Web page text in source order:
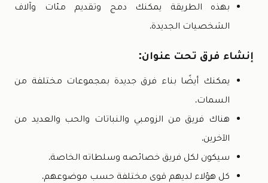
بهذه الطريقة يمكنك دمج وتقديم مئات وآلاف
الشخصيات الجديدة.
إنشاء فرق تحت عنوان:
يمكنك أيضًا بناء فرق جديدة بمجموعات مختلفة من
السمات.
هناك فريق من الزومبي والنباتات والحب والعديد من
الآخرين.
سيكون لكل فريق خصائصه وسلطاته الخاصة.
كل هؤلاء لديهم قوى مختلفة حسب موضوعهم.